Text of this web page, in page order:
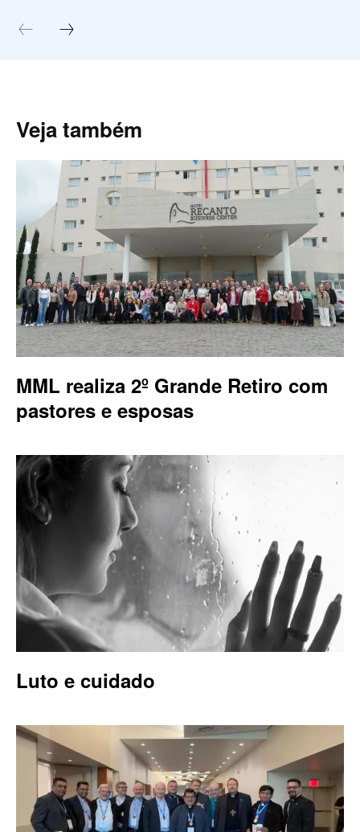
Veja também
MML realiza 2º Grande Retiro com
pastores e esposas
Luto e cuidado